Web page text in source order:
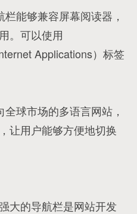
能够兼容屏幕阅读器，
。可以使用
Applications）标签
球市场的多语言网站，
让用户能够方便地切换
大的导航栏是网站开发